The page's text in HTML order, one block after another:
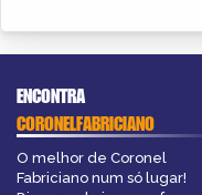
ENCONTRA
CORONELFABRICIANO
O melhor de Coronel
Fabriciano num só lugar!